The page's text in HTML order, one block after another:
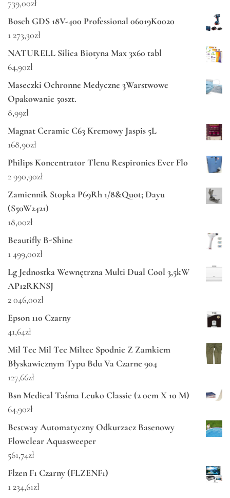
739,00zł
Bosch GDS 18V-400 Professional 06019K0020
1 273,30zł
NATURELL Silica Biotyna Max 3x60 tabl
64,90zł
Maseczki Ochronne Medyczne 3Warstwowe
Opakowanie 50szt.
8,99zł
Magnat Ceramic C63 Kremowy Jaspis 5L
168,90zł
Philips Koncentrator Tlenu Respironics Ever Flo
2 990,90zł
Zamiennik Stopka P69Rh 1/8&Quot; Dayu
(S50W2421)
18,00zł
Beautifly B-Shine
1 499,00zł
Lg Jednostka Wewnętrzna Multi Dual Cool 3,5kW
AP12RKNSJ
2 046,00zł
Epson 110 Czarny
41,64zł
Mil Tec Mil Tec Miltec Spodnie Z Zamkiem
Błyskawicznym Typu Bdu Va Czarne 904
127,66zł
Bsn Medical Taśma Leuko Classic (2 0cm X 10 M)
64,90zł
Bestway Automatyczny Odkurzacz Basenowy
Flowclear Aquasweeper
561,74zł
Flzen F1 Czarny (FLZENF1)
1 234,61zł